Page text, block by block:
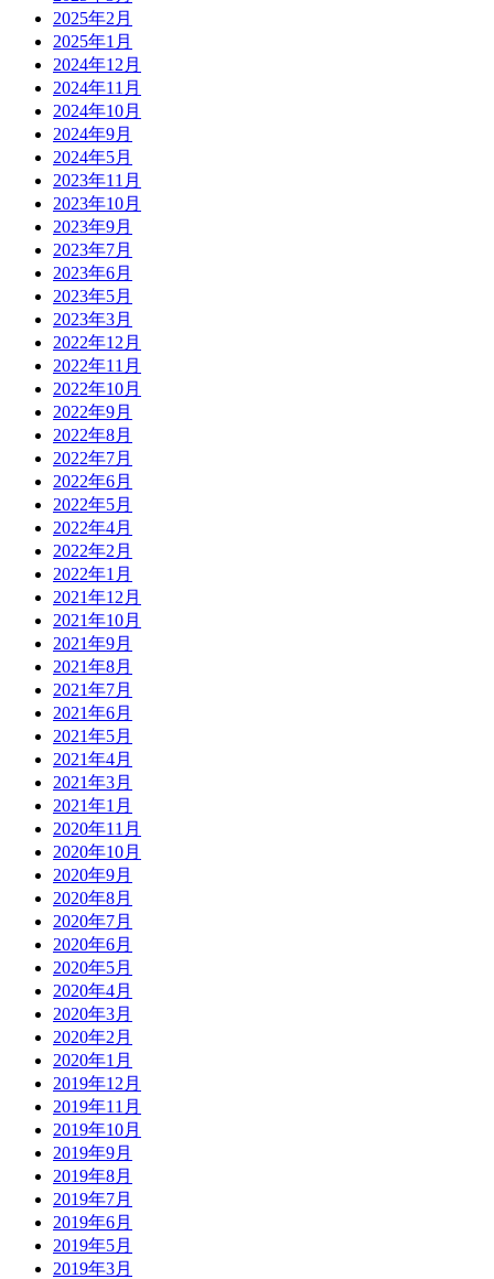
2025年2月
2025年1月
2024年12月
2024年11月
2024年10月
2024年9月
2024年5月
2023年11月
2023年10月
2023年9月
2023年7月
2023年6月
2023年5月
2023年3月
2022年12月
2022年11月
2022年10月
2022年9月
2022年8月
2022年7月
2022年6月
2022年5月
2022年4月
2022年2月
2022年1月
2021年12月
2021年10月
2021年9月
2021年8月
2021年7月
2021年6月
2021年5月
2021年4月
2021年3月
2021年1月
2020年11月
2020年10月
2020年9月
2020年8月
2020年7月
2020年6月
2020年5月
2020年4月
2020年3月
2020年2月
2020年1月
2019年12月
2019年11月
2019年10月
2019年9月
2019年8月
2019年7月
2019年6月
2019年5月
2019年3月